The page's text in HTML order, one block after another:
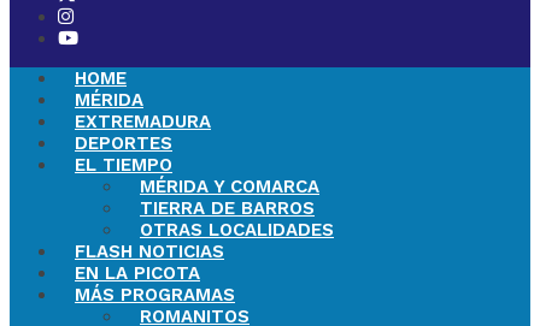
HOME
MÉRIDA
EXTREMADURA
DEPORTES
EL TIEMPO
MÉRIDA Y COMARCA
TIERRA DE BARROS
OTRAS LOCALIDADES
FLASH NOTICIAS
EN LA PICOTA
MÁS PROGRAMAS
ROMANITOS